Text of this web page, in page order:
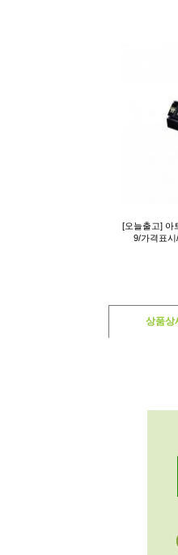
[오늘출고] 아
9/가격표
상품상